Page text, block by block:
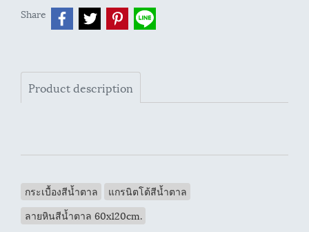
Share
Product description
กระเบื้องสีน้ำตาล
แกรนิตโต้สีน้ำตาล
ลายหินสีน้ำตาล 60x120cm.